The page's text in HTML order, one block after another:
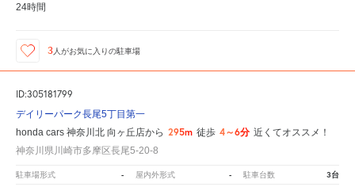
24時間
3 人がお気に入りの駐車場
ID:305181799
デイリーパーク長尾5丁目第一
honda cars 神奈川北 向ヶ丘店から 295m 徒歩 4～6分 近くてオススメ！
神奈川県川崎市多摩区長尾5-20-8
駐車場形式 - 屋内外形式 - 駐車台数 3台